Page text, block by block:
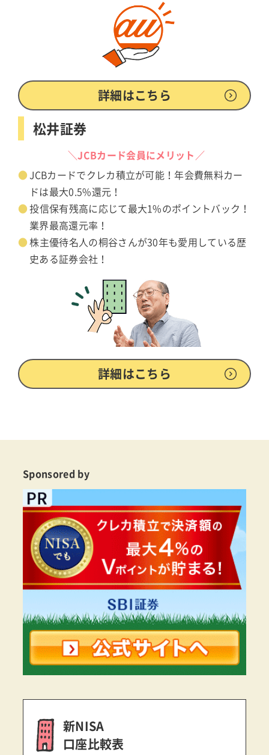
詳細はこちら
松井証券
＼JCBカード会員にメリット／
JCBカードでクレカ積立が可能！年会費無料カー
ドは最大0.5%還元！
投信保有残高に応じて最大1%のポイントバック！
業界最高還元率！
株主優待名人の桐谷さんが30年も愛用している歴
史ある証券会社！
詳細はこちら
Sponsored by
新NISA
口座比較表